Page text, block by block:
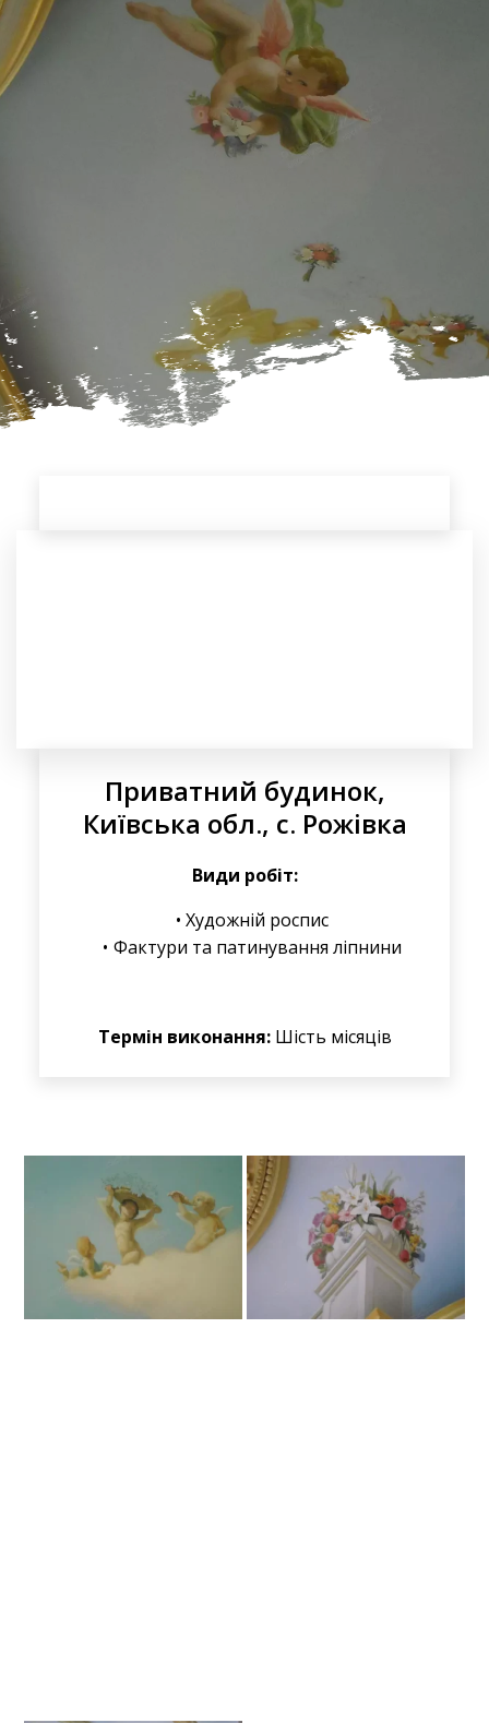
Приватний будинок,
Київська обл., с. Рожівка
Види робіт:
Художній роспис
Фактури та патинування ліпнини
Термін виконання:Шість місяців